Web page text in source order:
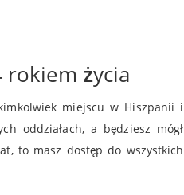
rokiem życia
miejscu w Hiszpanii i
oddziałach, a będziesz mógł
to masz dostęp do wszystkich